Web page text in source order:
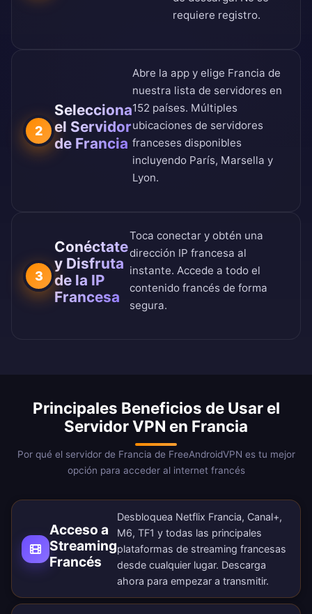
requiere registro.
2
Selecciona
el Servidor
de Francia
Abre la app y elige Francia de
nuestra lista de servidores en
152 países. Múltiples
ubicaciones de servidores
franceses disponibles
incluyendo París, Marsella y
Lyon.
3
Conéctate
y Disfruta
de la IP
Francesa
Toca conectar y obtén una
dirección IP francesa al
instante. Accede a todo el
contenido francés de forma
segura.
Principales Beneficios de Usar el
Servidor VPN en Francia
Por qué el servidor de Francia de FreeAndroidVPN es tu mejor
opción para acceder al internet francés
Acceso a
Streaming
Francés
Desbloquea Netflix Francia, Canal+,
M6, TF1 y todas las principales
plataformas de streaming francesas
desde cualquier lugar. Descarga
ahora para empezar a transmitir.